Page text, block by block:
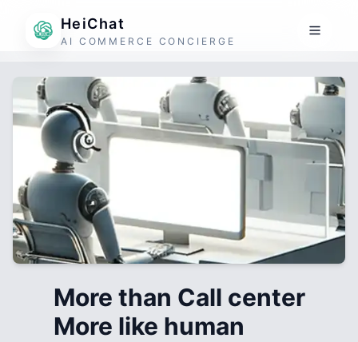
HeiChat
AI COMMERCE CONCIERGE
More than Call center
More like human